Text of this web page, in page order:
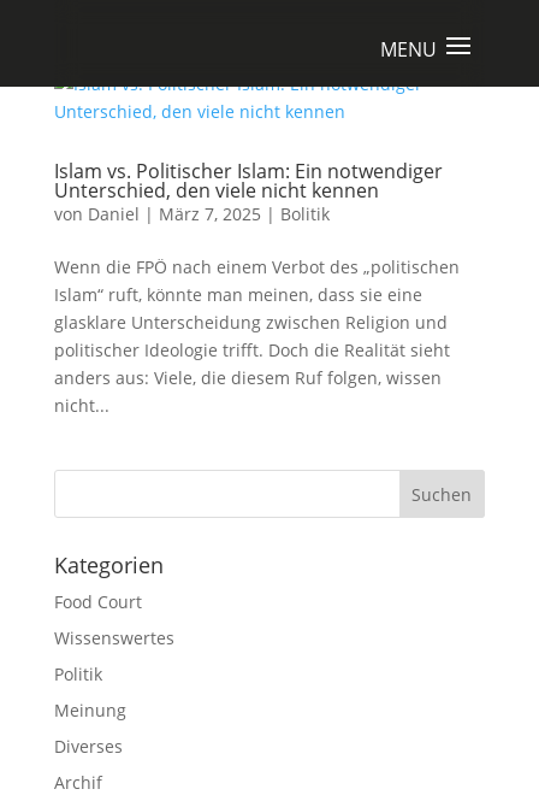
Islam vs. Politischer Islam: Ein notwendiger
Unterschied, den viele nicht kennen
von Daniel | März 7, 2025 | Bolitik
Wenn die FPÖ nach einem Verbot des „politischen
Islam“ ruft, könnte man meinen, dass sie eine
glasklare Unterscheidung zwischen Religion und
politischer Ideologie trifft. Doch die Realität sieht
anders aus: Viele, die diesem Ruf folgen, wissen
nicht...
Suchen
Kategorien
Food Court
Wissenswertes
Politik
Meinung
Diverses
Archif